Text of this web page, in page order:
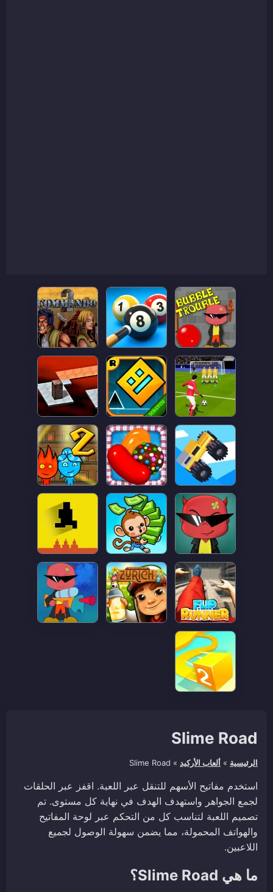
Slime Road
الرئيسية » ألعاب الأركيد »
Slime Road
استخدم مفاتيح الأسهم للتنقل عبر اللعبة. اقفز عبر الحلقات
لجمع الجواهر واستهدف الهدف في نهاية كل مستوى. تم
تصميم اللعبة لتناسب كل من التحكم عبر لوحة المفاتيح
والهواتف المحمولة، مما يضمن سهولة الوصول لجميع
اللاعبين.
ما هي Slime Road؟